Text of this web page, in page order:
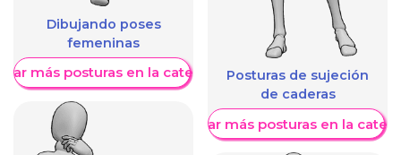
Dibujando poses
femeninas
más posturas en la categoríaPosturas de sujeción
de caderas
Mostrar más posturas en la